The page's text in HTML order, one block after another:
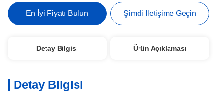
En İyi Fiyatı Bulun Şimdi Iletişime Geçin
Detay Bilgisi Ürün Açıklaması
Detay Bilgisi